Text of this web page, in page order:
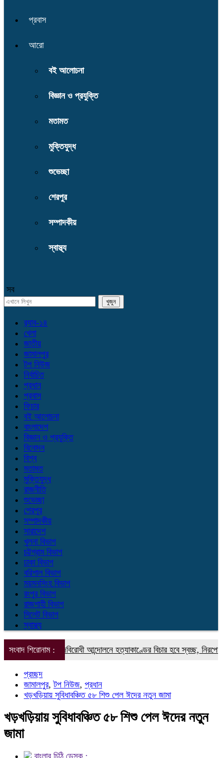
প্রবাস
আরো
বই আলোচনা
বিজ্ঞান ও প্রযুক্তি
মতামত
মুক্তিযুদ্ধ
শুভেচ্ছা
শেরপুর
সম্পাদকীয়
স্বাস্থ্য
সব
র‌্যাব-১৪
খেলা
জাতীয়
জামালপুর
টপ নিউজ
নির্বাচিত
প্রধান
প্রবাস
ফিচার
বই আলোচনা
বাংলাদেশ
বিজ্ঞান ও প্রযুক্তি
বিনোদন
বিশ্ব
মতামত
মুক্তিযুদ্ধ
রাজনীতি
শুভেচ্ছা
শেরপুর
সম্পাদকীয়
সারাদেশ
খুলনা বিভাগ
চট্টগ্রাম বিভাগ
ঢাকা বিভাগ
বরিশাল বিভাগ
ময়মনসিংহ বিভাগ
রংপুর বিভাগ
রাজশাহী বিভাগ
সিলেট বিভাগ
স্বাস্থ্য
সংবাদ শিরোনাম :
ফ্যাসিবাদবিরোধী আন্দোলনে হত্যাকাণ্ডের বিচার হবে স্বচ্ছ, নিরপেক্ষ ও
প্রচ্ছদ
জামালপুর,টপ নিউজ, প্রধান
খড়খড়িয়ায় সুবিধাবঞ্চিত ৫৮ শিশু পেল ঈদের নতুন জামা
খড়খড়িয়ায় সুবিধাবঞ্চিত ৫৮ শিশু পেল ঈদের নতুন
জামা
বাংলার চিঠি ডেস্ক :